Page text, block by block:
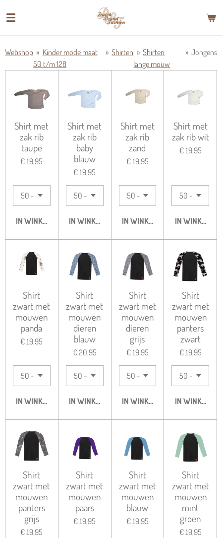
direct
hoofdinhoud
Webshop » Kinder mode maat
50 t/m 128
» Shirten » Shirten
lange mouw
» Jongens
Shirt met
zak rib
taupe
€ 19,95
IN WINKELWAGEN
Shirt met
zak rib
baby
blauw
€ 19,95
IN WINKELWAGEN
Shirt met
zak rib
zand
€ 19,95
IN WINKELWAGEN
Shirt met
zak rib wit
€ 19,95
IN
Shirt
zwart met
mouwen
panda
€ 19,95
IN WINKELWAGEN
Shirt
zwart met
mouwen
dieren
blauw
€ 20,95
IN WINKELWAGEN
Shirt
zwart met
mouwen
dieren
grijs
€ 19,95
IN WINKELWAGEN
Shirt
zwart met
mouwen
panters
zwart
€ 19,95
IN
Shirt
zwart met
mouwen
panters
grijs
€ 19,95
Shirt
zwart met
mouwen
paars
€ 19,95
Shirt
zwart met
mouwen
blauw
€ 19,95
Shirt
zwart met
mouwen
mint
groen
€ 19,95